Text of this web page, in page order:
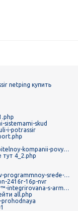
netping купить
sistemami-skud
i-potrassir
kompanii-povysh
тут 4_2.php
programmnoy-srede-tr
2416r-16p-nvr
integrirovana-s-arm-
all.php